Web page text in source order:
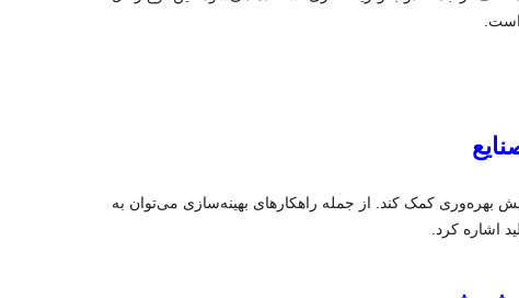
کمک کند. از جمله راهکارهای بهینه‌سازی می‌توان به
اشاره کرد.